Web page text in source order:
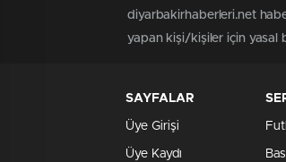
diyarbakirhaberleri.net
yapan kişi/kişiler için yasal
SAYFALAR
Üye Girişi
Üye Kaydı